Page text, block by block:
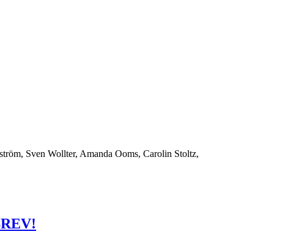
Sven Wollter, Amanda Ooms, Carolin Stoltz,